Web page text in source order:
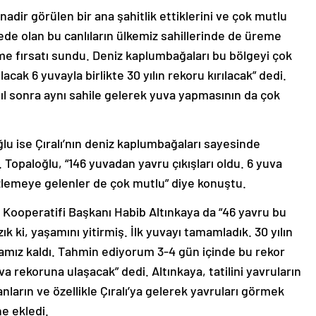
görülen bir ana şahitlik ettiklerini ve çok mutlu
olan bu canlıların ülkemiz sahillerinde de üreme
fırsatı sundu. Deniz kaplumbağaları bu bölgeyi çok
6 yuvayla birlikte 30 yılın rekoru kırılacak” dedi.
sonra aynı sahile gelerek yuva yapmasının da çok
ise Çıralı’nın deniz kaplumbağaları sayesinde
“146 yuvadan yavru çıkışları oldu. 6 yuva
gelenler de çok mutlu” diye konuştu.
Başkanı Habib Altınkaya da “46 yavru bu
ki, yaşamını yitirmiş. İlk yuvayı tamamladık. 30 yılın
kaldı. Tahmin ediyorum 3-4 gün içinde bu rekor
rekoruna ulaşacak” dedi. Altınkaya, tatilini yavruların
ve özellikle Çıralı’ya gelerek yavruları görmek
ekledi.